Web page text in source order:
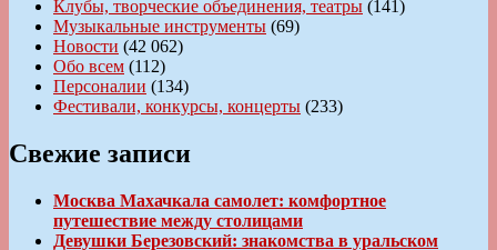
Клубы, творческие объединения, театры (141)
Музыкальные инструменты (69)
Новости (42 062)
Обо всем (112)
Персоналии (134)
Фестивали, конкурсы, концерты (233)
Свежие записи
Москва Махачкала самолет: комфортное
путешествие между столицами
Девушки Березовский: знакомства в уральском